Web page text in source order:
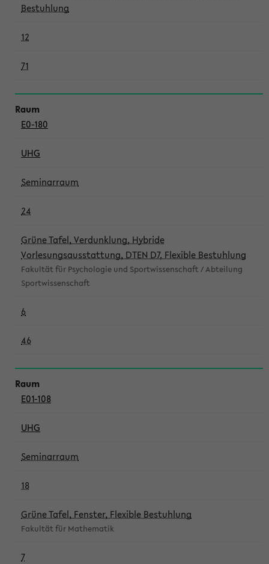
Bestuhlung
12
71
E0-180
UHG
Seminarraum
24
Grüne Tafel, Verdunklung, Hybride
Vorlesungsausstattung, DTEN D7, Flexible Bestuhlung
Fakultät für Psychologie und Sportwissenschaft / Abteilung
Sportwissenschaft
6
46
E01-108
UHG
Seminarraum
18
Grüne Tafel, Fenster, Flexible Bestuhlung
Fakultät für Mathematik
7